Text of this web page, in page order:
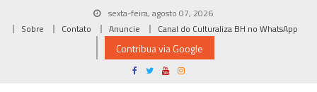
sexta-feira, agosto 07, 2026
Sobre
Contato Anuncie Canal do Culturaliza BH no WhatsApp
Contribua via Google